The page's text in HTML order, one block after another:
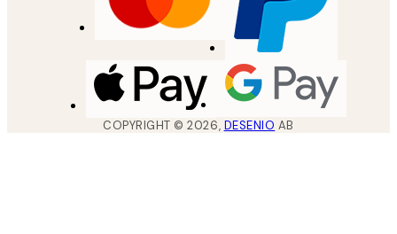
COPYRIGHT ©2026, DESENIO AB